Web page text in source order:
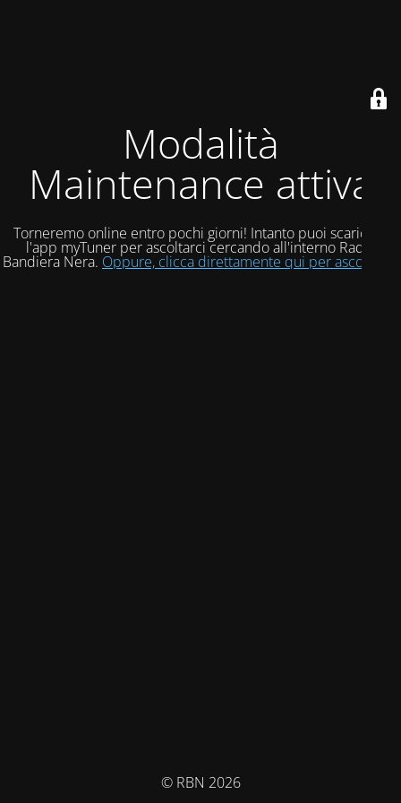
Modalità
Maintenance attiva
Torneremo online entro pochi giorni! Intanto puoi scaricare
l'app myTuner per ascoltarci cercando all'interno Radio
Bandiera Nera. Oppure, clicca direttamente qui per ascoltarci!
© RBN 2026